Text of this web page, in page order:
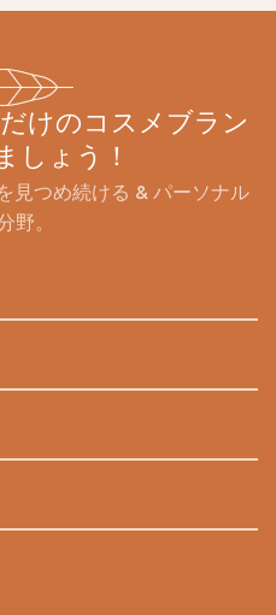
けのコスメブラン
しょう！
見つめ続ける & パーソナル
野。